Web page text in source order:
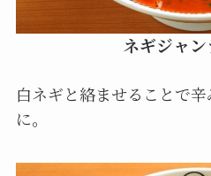
ネギジャ
白ネギと絡ませることで
に。